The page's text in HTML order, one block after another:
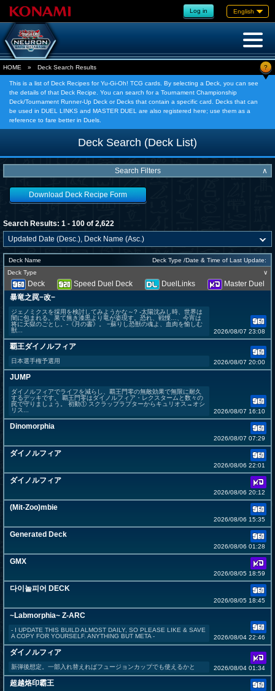
Log in English
HOME » Deck Search Results ?
This is a list of Deck Recipes for Yu-Gi-Oh! TCG cards. By selecting a Deck, you can see
the details of that Deck Recipe. You can search for a Tournament Championship
Deck/Tournament Runner-Up Deck or Decks that contain a specific card. Decks that can
be used in DUEL LINKS and MASTER DUEL are also registered here; use them as a
reference to fare better in Duels.
Deck Search (Deck List)
Search Filters ∧
Download Deck Recipe Form
Search Results: 1 - 100 of 2,622
Deck Name
Deck Type /Date & Time of Last Update:
Deck Type
∨
Deck Speed Duel Deck DuelLinks
Master Duel
暴竜之罠−改−
ジェノミクスを採用を検討してみようかな～? -太陽沈みし時、世界は
闇に包まれる。果て無き漆黒より竜が姿現す。恐れ、戦慄…、今宵は
将に天獄のごとし。-《月の書》。 −蘇りし恐獣の魂よ、血肉を愉しむ
獣...
2026/08/07 23:08
覇王ダイノルフィア
日本選手権予選用 2026/08/07 20:00
JUMP
ダイノルフィアでライフを減らし、覇王門零の無敵効果で無限に耐久
するデッキです。 覇王門零はダイノルフィア・レクスタームと数々の
罠で守りましょう。 初動① スクラップラプターからキュリオス→オシ
リス...
2026/08/07 16:10
Dinomorphia
2026/08/07 07:29
ダイノルフィア
2026/08/06 22:01
ダイノルフィア
2026/08/06 20:12
(Mit-Zoo)mbie
2026/08/06 15:35
Generated Deck
2026/08/06 01:28
GMX
2026/08/05 18:59
다이놀피어 DECK
2026/08/05 18:45
~Labmorphia~ Z-ARC
- I UPDATE THIS BUILD ALMOST DAILY, SO PLEASE LIKE & SAVE
A COPY FOR YOURSELF. ANYTHING BUT META -
2026/08/04 22:46
ダイノルフィア
新弾後想定。一部入れ替えればフュージョンカップでも使えるかと 2026/08/04 01:34
超越烙印霸王